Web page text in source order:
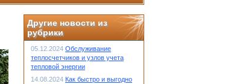
Другие новости из
рубрики
05.12.2024 Обслуживание
теплосчетчиков и узлов учета
тепловой энергии
14.08.2024 Как быстро и выгодно